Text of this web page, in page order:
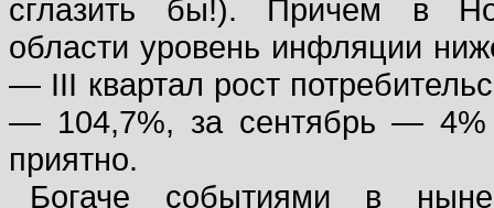
сглазить бы!). Причем в
области уровень инфляции
— III квартал рост
— 104,7%, за сентябрь —
приятно.
Богаче событиями в